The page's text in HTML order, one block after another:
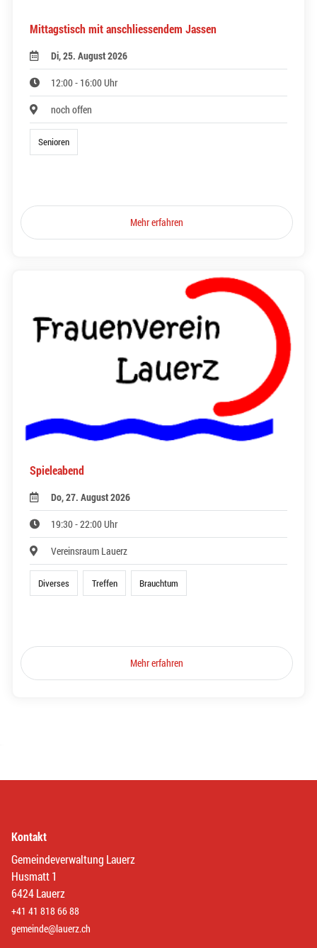
Mittagstisch mit anschliessendem Jassen
Di, 25. August 2026
12:00 - 16:00 Uhr
noch offen
Senioren
Mehr erfahren
Spieleabend
Do, 27. August 2026
19:30 - 22:00 Uhr
Vereinsraum Lauerz
Diverses Treffen Brauchtum
Mehr erfahren
Kontakt
Gemeindeverwaltung Lauerz
Husmatt 1
6424 Lauerz
+41 41 818 66 88
gemeinde@lauerz.ch